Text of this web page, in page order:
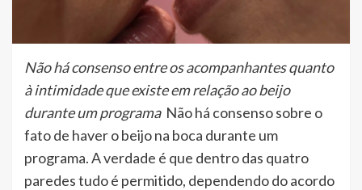
Não há consenso entre os acompanhantes quanto
à intimidade que existe em relação ao beijo
durante um programa Não há consenso sobre o
fato de haver o beijo na boca durante um
programa. A verdade é que dentro das quatro
paredes tudo é permitido, dependendo do acordo